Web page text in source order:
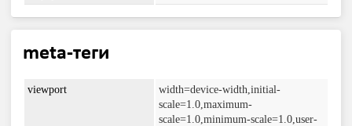
meta-теги
viewport
width=device-width,initial-
scale=1.0,maximum-
scale=1.0,minimum-scale=1.0,user-